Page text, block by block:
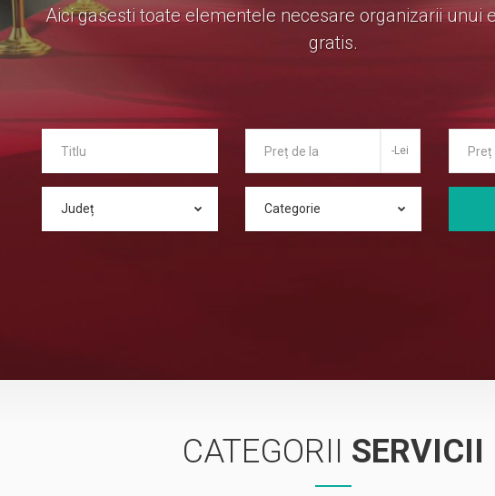
Aici gasesti toate elementele necesare organizarii unui
gratis.
-Lei
Județ Categorie
CATEGORII SERVICII